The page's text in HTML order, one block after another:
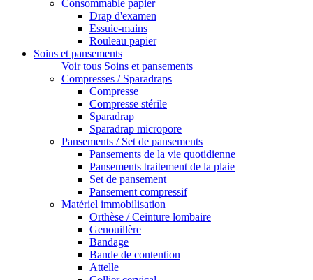
Consommable papier
Drap d'examen
Essuie-mains
Rouleau papier
Soins et pansements
Voir tous Soins et pansements
Compresses / Sparadraps
Compresse
Compresse stérile
Sparadrap
Sparadrap micropore
Pansements / Set de pansements
Pansements de la vie quotidienne
Pansements traitement de la plaie
Set de pansement
Pansement compressif
Matériel immobilisation
Orthèse / Ceinture lombaire
Genouillère
Bandage
Bande de contention
Attelle